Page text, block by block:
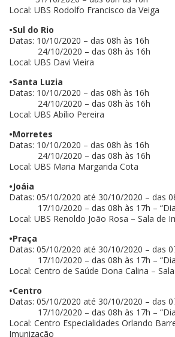
Local: UBS Rodolfo Francisco da Veiga
•Sul do Rio
Datas: 10/10/2020 – das 08h às 16h
24/10/2020 – das 08h às 16h
Local: UBS Davi Vieira
•Santa Luzia
Datas: 10/10/2020 – das 08h às 16h
24/10/2020 – das 08h às 16h
Local: UBS Abílio Pereira
•Morretes
Datas: 10/10/2020 – das 08h às 16h
24/10/2020 – das 08h às 16h
Local: UBS Maria Margarida Cota
•Joáia
Datas: 05/10/2020 até 30/10/2020 – das
17/10/2020 – das 08h às 17h – “Dia
Local: UBS Renoldo João Rosa – Sala de
•Praça
Datas: 05/10/2020 até 30/10/2020 – das
17/10/2020 – das 08h às 17h – “Dia
Local: Centro de Saúde Dona Calina –
•Centro
Datas: 05/10/2020 até 30/10/2020 – das
17/10/2020 – das 08h às 17h – “Dia
Local: Centro Especialidades Orlando
Imunização